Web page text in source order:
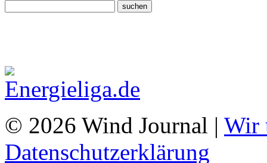
© 2026 Wind Journal | Wir
Datenschutzerklärung